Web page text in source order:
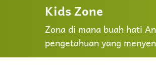
Kids Zone
Zona di mana buah hati
pengetahuan yang